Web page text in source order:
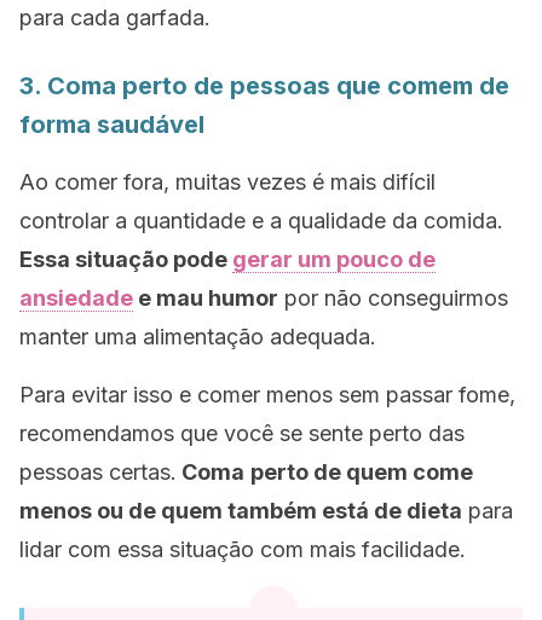
para cada garfada.
3. Coma perto de pessoas que comem de
forma saudável
Ao comer fora, muitas vezes é mais difícil
controlar a quantidade e a qualidade da comida.
Essa situação pode gerar um pouco de
ansiedade e mau humor por não conseguirmos
manter uma alimentação adequada.
Para evitar isso e comer menos sem passar fome,
recomendamos que você se sente perto das
pessoas certas. Coma perto de quem come
menos ou de quem também está de dieta para
lidar com essa situação com mais facilidade.